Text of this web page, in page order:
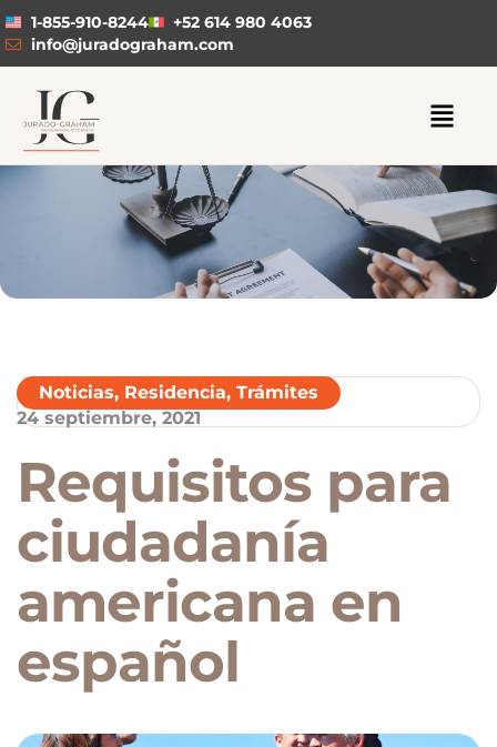
1-855-910-8244
+52 614 980 4063
info@juradograham.com
Noticias, Residencia, Trámites
24 septiembre, 2021
Requisitos para
ciudadanía
americana en
español